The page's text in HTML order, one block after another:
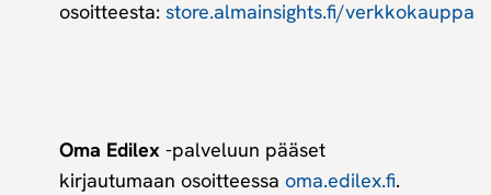
osoitteesta: store.almainsights.fi/verkkokauppa
Oma Edilex -palveluun pääset
kirjautumaan osoitteessa oma.edilex.fi.